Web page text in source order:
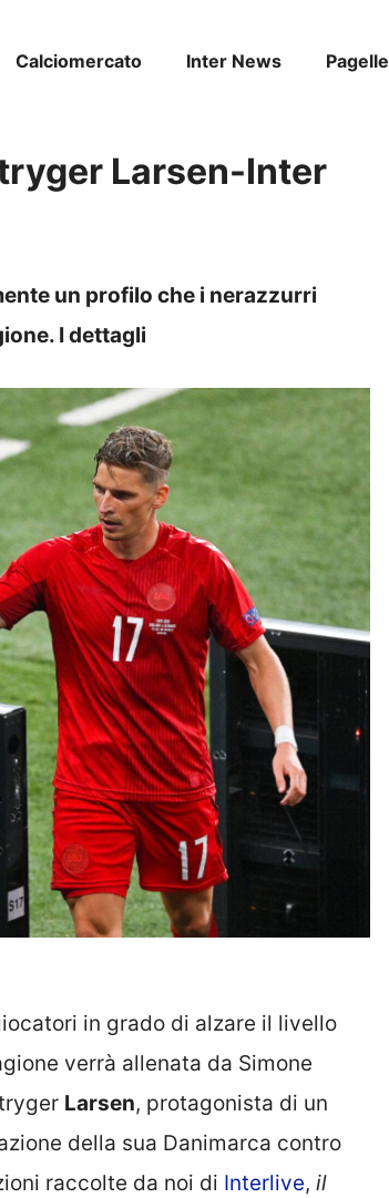
Calciomercato Inter News Pagelle
Larsen-Inter
un profilo che i nerazzurri
I dettagli
in grado di alzare il livello
verrà allenata da Simone
Larsen, protagonista di un
della sua Danimarca contro
raccolte da noi di Interlive, il